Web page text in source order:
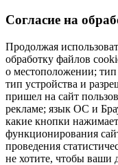
Cогласие на
Продолжая
обработку файлов
о местоположении;
тип устройства и
пришел на сайт
рекламе; язык ОС и
какие кнопки
функционирования
проведения
не хотите, чтобы ваши